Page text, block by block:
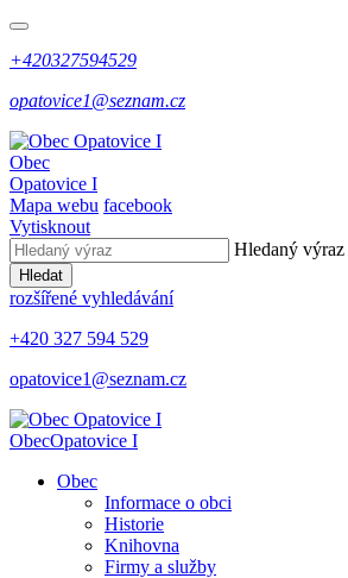
+420327594529
opatovice1@seznam.cz
Obec
Opatovice I
Mapa webu facebook
Vytisknout
Hledaný výraz
Hledat
rozšířené vyhledávání
+420 327 594 529
opatovice1@seznam.cz
ObecOpatovice I
Obec
Informace o obci
Historie
Knihovna
Firmy a služby